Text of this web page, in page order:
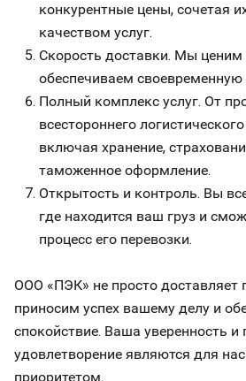
конкурентные цены, сочетая
качеством услуг.
Скорость доставки. Мы
обеспечиваем своевременную
Полный комплекс услуг. От
всестороннего
включая хранение,
таможенное оформление.
Открытость и контроль. Вы
где находится ваш груз и
процесс его перевозки.
ООО «ПЭК» не просто
приносим успех вашему делу и
спокойствие. Ваша уверенность и
удовлетворение являются для
приоритетом.